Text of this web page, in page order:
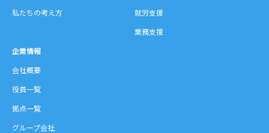
私たちの考え方
就労支援
業務支援
企業情報
会社概要
役員一覧
拠点一覧
グループ会社